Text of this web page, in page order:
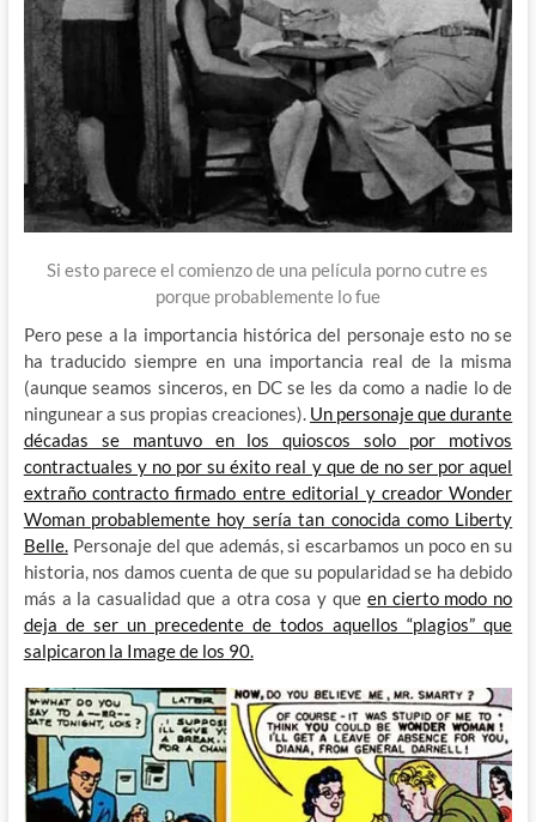
Si esto parece el comienzo de una película porno cutre es
porque probablemente lo fue
Pero pese a la importancia histórica del personaje esto no se
ha traducido siempre en una importancia real de la misma
(aunque seamos sinceros, en DC se les da como a nadie lo de
ningunear a sus propias creaciones). Un personaje que durante
décadas se mantuvo en los quioscos solo por motivos
contractuales y no por su éxito real y que de no ser por aquel
extraño contracto firmado entre editorial y creador Wonder
Woman probablemente hoy sería tan conocida como Liberty
Belle.Personaje del que además, si escarbamos un poco en su
historia, nos damos cuenta de que su popularidad se ha debido
más a la casualidad que a otra cosa y que en cierto modo no
deja de ser un precedente de todos aquellos “plagios” que
salpicaron la Image de los 90.